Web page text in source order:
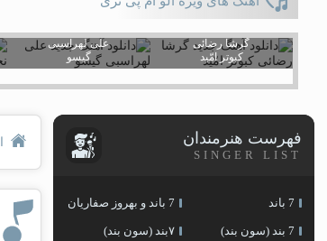
گرشا رضائی
کبوتر امّید
علی لهراسبی
گیسو
فهرست هنرمندان
SINGER LIST
7 باند 7 باند و بهروز صفاریان
7 بند (سون بند) ۷بند (سون بند)